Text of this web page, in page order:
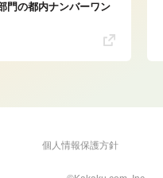
門の都内ナンバーワン
個人情報保護方針